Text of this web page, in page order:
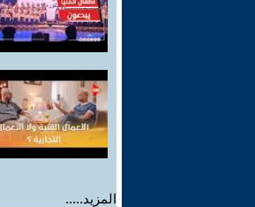
المزيد.....